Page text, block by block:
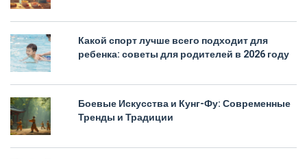
Какой спорт лучше всего подходит для
ребенка: советы для родителей в 2026 году
Боевые Искусства и Кунг-Фу: Современные
Тренды и Традиции